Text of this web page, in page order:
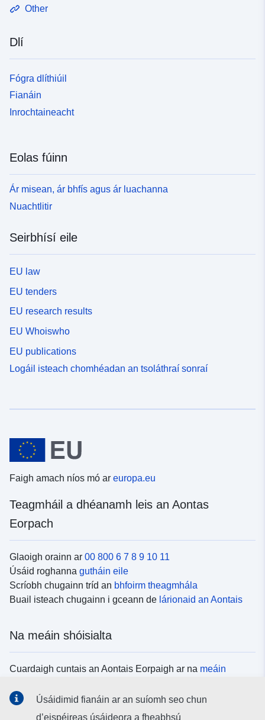
Other
Dlí
Fógra dlíthiúil
Fianáin
Inrochtaineacht
Eolas fúinn
Ár misean, ár bhfís agus ár luachanna
Nuachtlitir
Seirbhísí eile
EU law
EU tenders
EU research results
EU Whoiswho
EU publications
Logáil isteach chomhéadan an tsoláthraí sonraí
Faigh amach níos mó ar europa.eu
Teagmháil a dhéanamh leis an Aontas
Eorpach
Glaoigh orainn ar 00 800 6 7 8 9 10 11
Úsáid roghanna gutháin eile
Scríobh chugainn tríd an bhfoirm theagmhála
Buail isteach chugainn i gceann de lárionaid an Aontais
Na meáin shóisialta
Cuardaigh cuntais an Aontais Eorpaigh ar na meáin
Úsáidimid fianáin ar an suíomh seo chun
d’eispéireas úsáideora a fheabhsú